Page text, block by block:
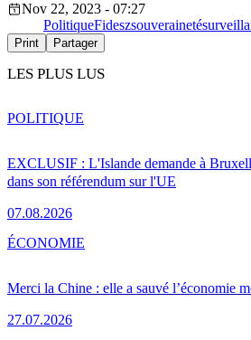
Nov 22, 2023 - 07:27
PolitiqueFideszsouveraineté
Print Partager
LES PLUS LUS
EXCLUSIF : L'Islande demande à
dans son référendum sur l'UE
07.08.2026
POLITIQUE
Merci la Chine : elle a sauvé l’économie
27.07.2026
ÉCONOMIE